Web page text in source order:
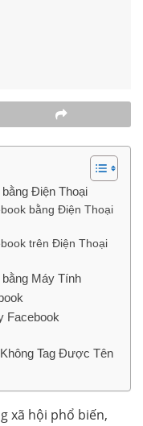
Điện Thoại
bằng Điện Thoại
trên Điện Thoại
Máy Tính
Facebook
Tag Được Tên
xã hội phổ biến,